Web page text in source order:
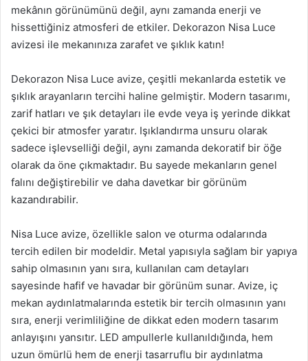
mekânın görünümünü değil, aynı zamanda enerji ve
hissettiğiniz atmosferi de etkiler. Dekorazon Nisa Luce
avizesi ile mekanınıza zarafet ve şıklık katın!
Dekorazon Nisa Luce avize, çeşitli mekanlarda estetik ve
şıklık arayanların tercihi haline gelmiştir. Modern tasarımı,
zarif hatları ve şık detayları ile evde veya iş yerinde dikkat
çekici bir atmosfer yaratır. Işıklandırma unsuru olarak
sadece işlevselliği değil, aynı zamanda dekoratif bir öğe
olarak da öne çıkmaktadır. Bu sayede mekanların genel
falını değiştirebilir ve daha davetkar bir görünüm
kazandırabilir.
Nisa Luce avize, özellikle salon ve oturma odalarında
tercih edilen bir modeldir. Metal yapısıyla sağlam bir yapıya
sahip olmasının yanı sıra, kullanılan cam detayları
sayesinde hafif ve havadar bir görünüm sunar. Avize, iç
mekan aydınlatmalarında estetik bir tercih olmasının yanı
sıra, enerji verimliliğine de dikkat eden modern tasarım
anlayışını yansıtır. LED ampullerle kullanıldığında, hem
uzun ömürlü hem de enerji tasarruflu bir aydınlatma